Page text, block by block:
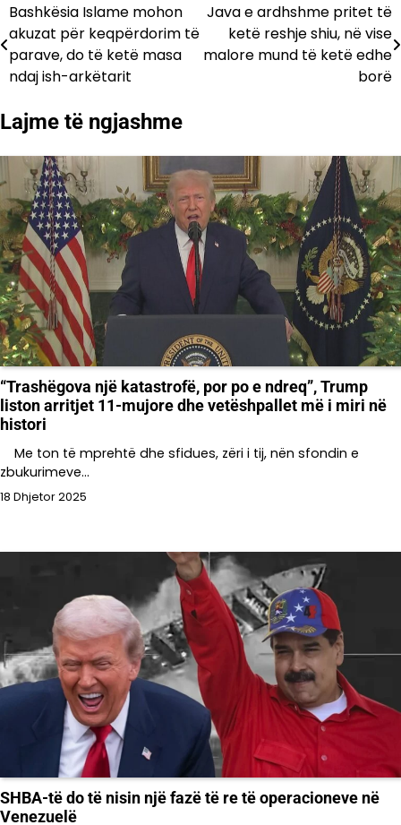
Lëvizje
te
postimet
Bashkësia Islame mohon
akuzat për keqpërdorim të
parave, do të ketë masa
ndaj ish-arkëtarit
Java e ardhshme pritet të
ketë reshje shiu, në vise
malore mund të ketë edhe
borë
Lajme të ngjashme
“Trashëgova një katastrofë, por po e ndreq”, Trump
liston arritjet 11-mujore dhe vetëshpallet më i miri në
histori
Me ton të mprehtë dhe sfidues, zëri i tij, nën sfondin e
zbukurimeve…
18 Dhjetor 2025
SHBA-të do të nisin një fazë të re të operacioneve në
Venezuelë